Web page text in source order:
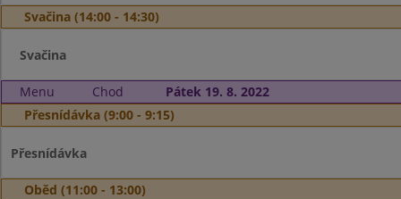
Svačina (14:00 - 14:30)
Svačina
Menu Chod
Pátek 19. 8. 2022
Přesnídávka (9:00 - 9:15)
Přesnídávka
Oběd (11:00 - 13:00)